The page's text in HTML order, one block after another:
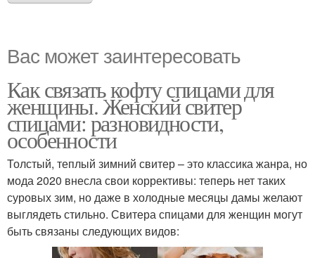
Вас может заинтересовать
Как связать кофту спицами для
женщины. Женский свитер
спицами: разновидности,
особенности
Толстый, теплый зимний свитер – это классика жанра, но
мода 2020 внесла свои коррективы: теперь нет таких
суровых зим, но даже в холодные месяцы дамы желают
выглядеть стильно. Свитера спицами для женщин могут
быть связаны следующих видов: